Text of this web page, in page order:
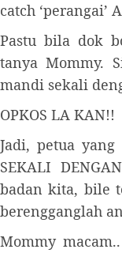
catch ‘perangai’
Pastu bila dok
tanya Mommy.
mandi sekali
OPKOS LA KAN!!
Jadi, petua
SEKALI
badan kita, bile
berengganglah
Mommy macam..